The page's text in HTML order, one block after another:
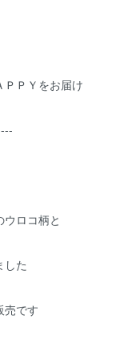
ＰＹをお届け
ロコ柄と
した
です